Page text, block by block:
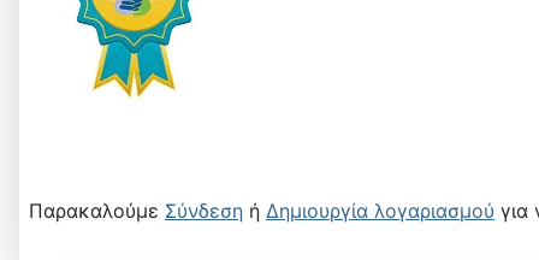
Παρακαλούμε Σύνδεση ή Δημιουργία λογαριασμού για